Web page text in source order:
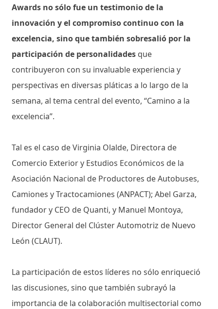
Awards no sólo fue un testimonio de la
innovación y el compromiso continuo con la
excelencia, sino que también sobresalió por la
participación de personalidades que
contribuyeron con su invaluable experiencia y
perspectivas en diversas pláticas a lo largo de la
semana, al tema central del evento, “Camino a la
excelencia”.
Tal es el caso de Virginia Olalde, Directora de
Comercio Exterior y Estudios Económicos de la
Asociación Nacional de Productores de Autobuses,
Camiones y Tractocamiones (ANPACT); Abel Garza,
fundador y CEO de Quanti, y Manuel Montoya,
Director General del Clúster Automotriz de Nuevo
León (CLAUT).
La participación de estos líderes no sólo enriqueció
las discusiones, sino que también subrayó la
importancia de la colaboración multisectorial como